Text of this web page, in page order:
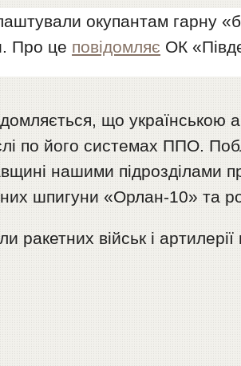
окупантам гарну
Про це повідомляє ОК
що українською
по його системах ППО.
нашими підрозділами
шпигуни «Орлан-10» та
ракетних військ і